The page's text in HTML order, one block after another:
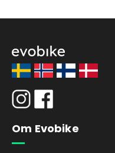
Om Evobike